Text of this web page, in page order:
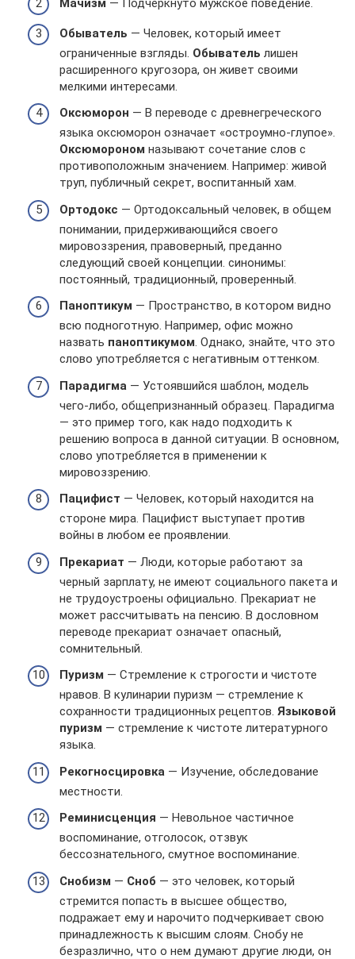
Мачизм — Подчеркнуто мужское поведение.
Обыватель — Человек, который имеет
ограниченные взгляды. Обыватель лишен
расширенного кругозора, он живет своими
мелкими интересами.
Оксюморон — В переводе с древнегреческого
языка оксюморон означает «остроумно-глупое».
Оксюмороном называют сочетание слов с
противоположным значением. Например: живой
труп, публичный секрет, воспитанный хам.
Ортодокс — Ортодоксальный человек, в общем
понимании, придерживающийся своего
мировоззрения, правоверный, преданно
следующий своей концепции. синонимы:
постоянный, традиционный, проверенный.
Паноптикум — Пространство, в котором видно
всю подноготную. Например, офис можно
назвать паноптикумом. Однако, знайте, что это
слово употребляется с негативным оттенком.
Парадигма — Устоявшийся шаблон, модель
чего-либо, общепризнанный образец. Парадигма
— это пример того, как надо подходить к
решению вопроса в данной ситуации. В основном,
слово употребляется в применении к
мировоззрению.
Пацифист — Человек, который находится на
стороне мира. Пацифист выступает против
войны в любом ее проявлении.
Прекариат — Люди, которые работают за
черный зарплату, не имеют социального пакета и
не трудоустроены официально. Прекариат не
может рассчитывать на пенсию. В дословном
переводе прекариат означает опасный,
сомнительный.
Пуризм — Стремление к строгости и чистоте
нравов. В кулинарии пуризм — стремление к
сохранности традиционных рецептов. Языковой
пуризм — стремление к чистоте литературного
языка.
Рекогносцировка — Изучение, обследование
местности.
Реминисценция — Невольное частичное
воспоминание, отголосок, отзвук
бессознательного, смутное воспоминание.
Снобизм — Сноб — это человек, который
стремится попасть в высшее общество,
подражает ему и нарочито подчеркивает свою
принадлежность к высшим слоям. Снобу не
безразлично, что о нем думают другие люди, он